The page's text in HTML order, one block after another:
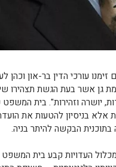
זימנו עורכי הדין בר-און
רמת גן אשר בעת הגשת תצהירו
יושרה וזהירות". בית
אלא בניסיון להטעות את
הבקשה להיתר בניה.
העדויות קבע בית